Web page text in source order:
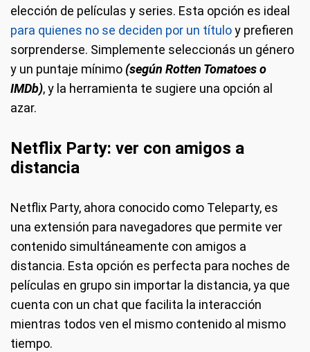
elección de películas y series. Esta opción es ideal
para quienes no se deciden por un títuloy prefieren
sorprenderse. Simplemente seleccionás un género
y un puntaje mínimo (según Rotten Tomatoes o
IMDb), y la herramienta te sugiere una opción al
azar.
Netflix Party: ver con amigos a
distancia
Netflix Party, ahora conocido como Teleparty, es
una extensión para navegadores que permite ver
contenido simultáneamente con amigos a
distancia. Esta opción es perfecta para noches de
películas en grupo sin importar la distancia, ya que
cuenta con un chat que facilita la interacción
mientras todos ven el mismo contenido al mismo
tiempo.